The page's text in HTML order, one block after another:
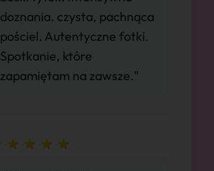
doznania. czysta, pachnąca
pościel. Autentyczne fotki.
Spotkanie, które
zapamiętam na zawsze."